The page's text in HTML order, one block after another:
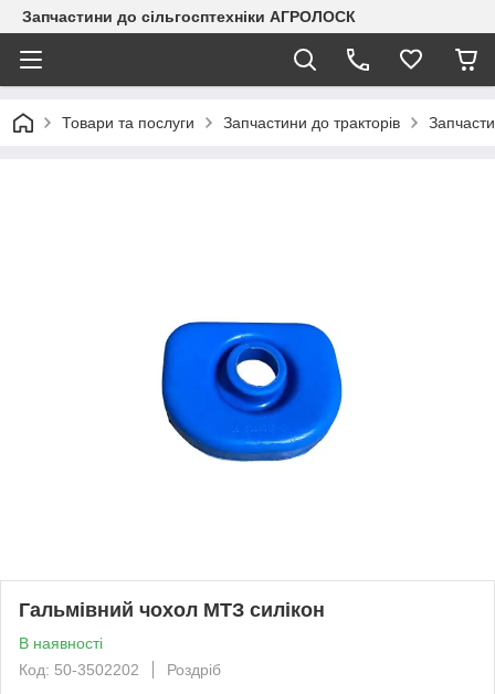
Запчастини до сільгосптехніки АГРОЛОСК
Товари та послуги Запчастини до тракторів
Гальмівний чохол МТЗ силікон
В наявності
Код: 50-3502202
Роздріб